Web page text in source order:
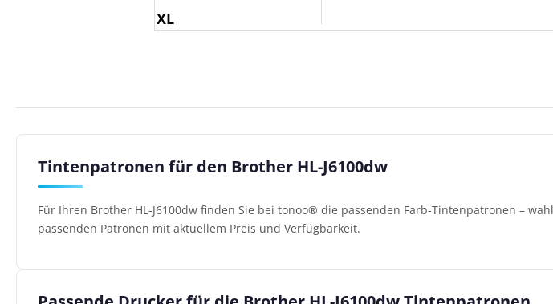
XL
Tintenpatronen für den Brother HL-J6100dw
Für Ihren Brother HL-J6100dw finden Sie bei tonoo® die passenden Farb-Tintenpatronen –
passenden Patronen mit aktuellem Preis und Verfügbarkeit.